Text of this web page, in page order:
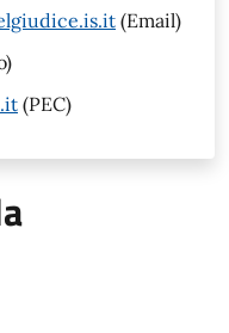
(Email)
(PEC)